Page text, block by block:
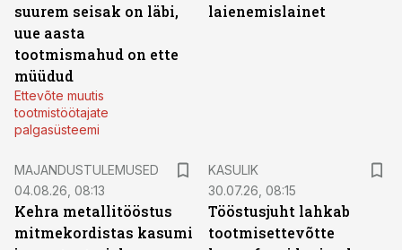
suurem seisak on läbi,
uue aasta
tootmismahud on ette
müüdud
Ettevõte muutis
tootmistöötajate
palgasüsteemi
laienemislainet
MAJANDUSTULEMUSED
04.08.26, 08:13
Kehra metallitööstus
mitmekordistas kasumi
KASULIK
30.07.26, 08:15
Tööstusjuht lahkab
tootmisettevõtte